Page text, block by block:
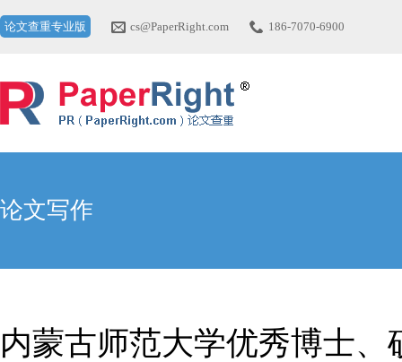
论文查重专业版 cs@PaperRight.com 186-7070-6900
论文写作
内蒙古师范大学优秀博士、